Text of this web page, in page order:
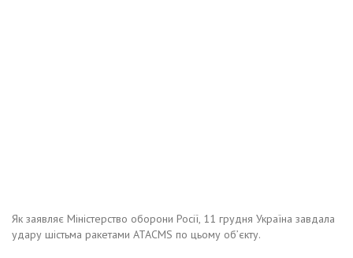
Як заявляє Міністерство оборони Росії, 11 грудня Україна завдала
удару шістьма ракетами ATACMS по цьому об’єкту.